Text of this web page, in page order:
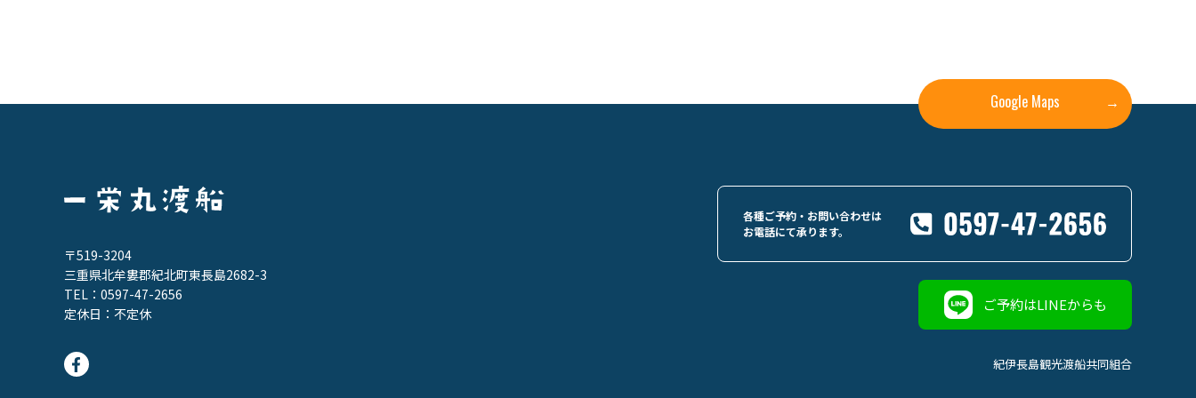
Google Maps →
〒519-3204
三重県北牟婁郡紀北町東長島2682-3
TEL： 0597-47-2656
定休日：不定休
各種ご予約・お問い合わせは
お電話にて承ります。
ご予約はLINEからも
紀伊長島観光渡船共同組合